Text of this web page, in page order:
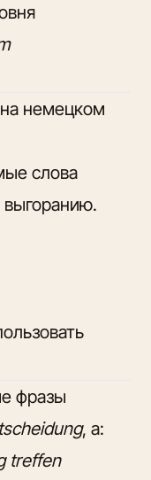
на немецком
слова
выгоранию.
фразы
, а:
treffen